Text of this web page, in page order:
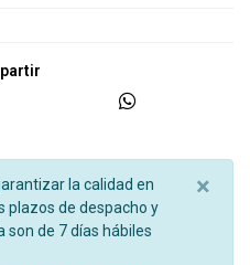
la calidad en
plazos de despacho y
de 7 días hábiles
×